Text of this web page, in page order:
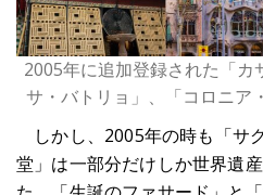
2005年に追加登録された「カ
サ・バトリョ」、「コロニア
しかし、2005年の時も「サ
堂」は一部分だけしか世界遺